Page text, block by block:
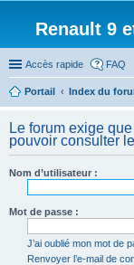
Renault 9
Accès rapide FAQ
Portail
Index du
Le forum exige
pouvoir consulter
Nom d’utilisateur :
Mot de passe :
J’ai oublié mon mot de
Renvoyer l’e-mail de